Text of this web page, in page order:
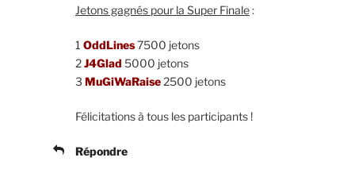
Jetons gagnés pour la Super Finale:
1 OddLines7500 jetons
2J4Glad 5000 jetons
3 MuGiWaRaise2500 jetons
Félicitations à tous les participants !
Répondre